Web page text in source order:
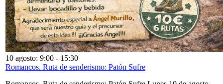
10 agosto: 9:00 - 15:30
Romancos. Ruta de senderismo: Patón Sufre